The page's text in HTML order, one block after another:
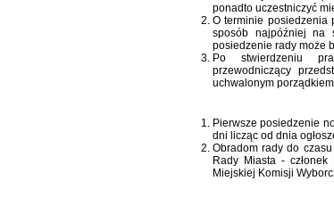
ponadto uczestniczyć
O terminie posiedzenia
sposób najpóźniej na
posiedzenie rady może
Po stwierdzeniu
przewodniczący
uchwalonym
Pierwsze posiedzenie
dni licząc od dnia
Obradom rady do
Rady Miasta -
Miejskiej Komisji